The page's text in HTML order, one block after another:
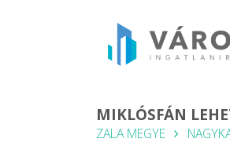
MIKLÓSFÁN
ZALA MEGYE